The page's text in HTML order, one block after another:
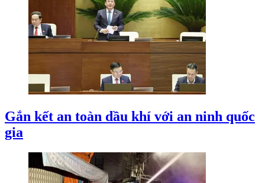
Gắn kết an toàn dầu khí với an ninh quốc
gia